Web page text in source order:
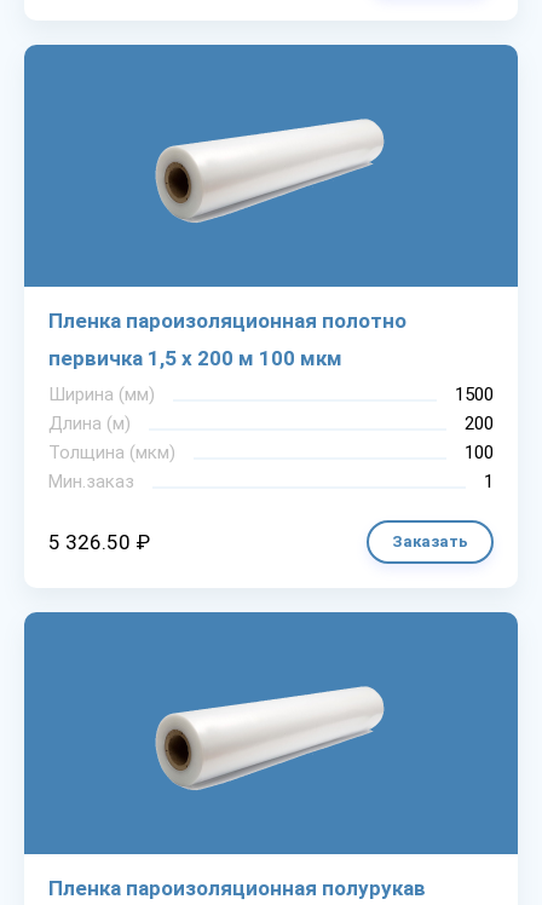
Пленка пароизоляционная полотно
первичка 1,5 х 200 м 100 мкм
Ширина (мм)
1500
Длина (м)
200
Толщина (мкм)
100
Мин.заказ
1
5 326.50 ₽ Заказать
Пленка пароизоляционная полурукав